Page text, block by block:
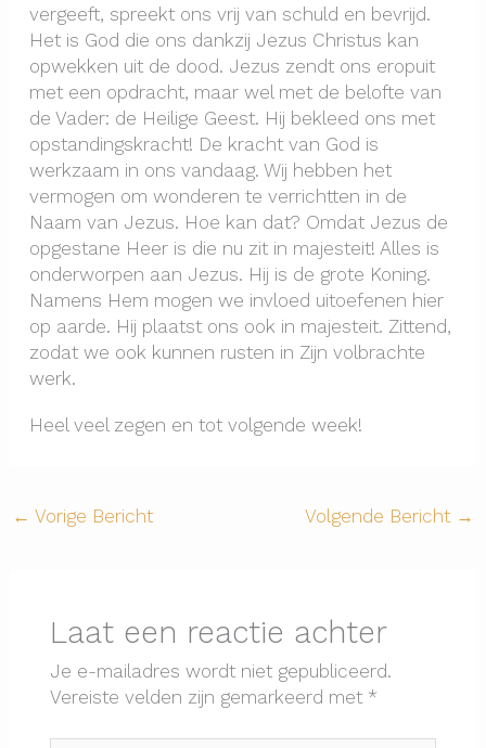
vergeeft, spreekt ons vrij van schuld en bevrijd.
Het is God die ons dankzij Jezus Christus kan
opwekken uit de dood. Jezus zendt ons eropuit
met een opdracht, maar wel met de belofte van
de Vader: de Heilige Geest. Hij bekleed ons met
opstandingskracht! De kracht van God is
werkzaam in ons vandaag. Wij hebben het
vermogen om wonderen te verrichtten in de
Naam van Jezus. Hoe kan dat? Omdat Jezus de
opgestane Heer is die nu zit in majesteit! Alles is
onderworpen aan Jezus. Hij is de grote Koning.
Namens Hem mogen we invloed uitoefenen hier
op aarde. Hij plaatst ons ook in majesteit. Zittend,
zodat we ook kunnen rusten in Zijn volbrachte
werk.
Heel veel zegen en tot volgende week!
← Vorige Bericht Volgende Bericht →
Laat een reactie achter
Je e-mailadres wordt niet gepubliceerd.
Vereiste velden zijn gemarkeerd met *